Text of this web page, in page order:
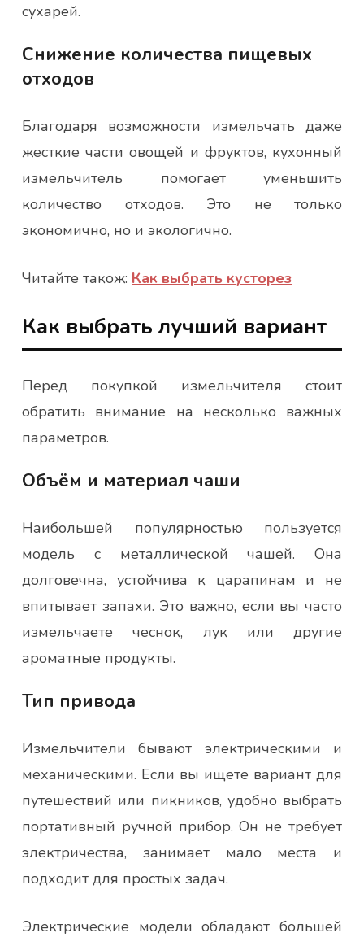
сухарей.
Снижение количества пищевых
отходов
Благодаря возможности измельчать даже
жесткие части овощей и фруктов, кухонный
измельчитель помогает уменьшить
количество отходов. Это не только
экономично, но и экологично.
Читайте також: Как выбрать кусторез
Как выбрать лучший вариант
Перед покупкой измельчителя стоит
обратить внимание на несколько важных
параметров.
Объём и материал чаши
Наибольшей популярностью пользуется
модель с металлической чашей. Она
долговечна, устойчива к царапинам и не
впитывает запахи. Это важно, если вы часто
измельчаете чеснок, лук или другие
ароматные продукты.
Тип привода
Измельчители бывают электрическими и
механическими. Если вы ищете вариант для
путешествий или пикников, удобно выбрать
портативный ручной прибор. Он не требует
электричества, занимает мало места и
подходит для простых задач.
Электрические модели обладают большей